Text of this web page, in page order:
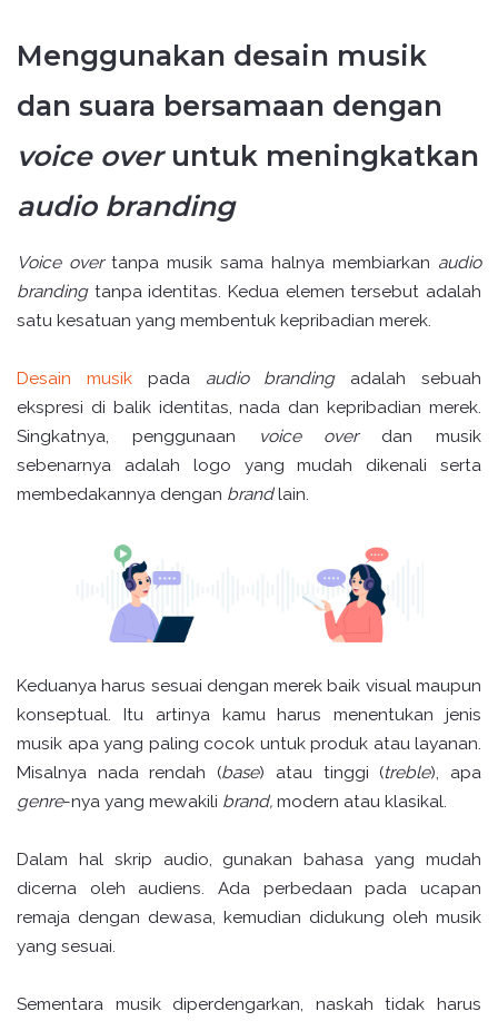
Menggunakan desain musik
dan suara bersamaan dengan
voice overuntuk meningkatkan
audio branding
Voice overtanpa musik sama halnya membiarkan audio
brandingtanpa identitas. Kedua elemen tersebut adalah
satu kesatuan yang membentuk kepribadian merek.
Desain musikpada audio brandingadalah sebuah
ekspresi di balik identitas, nada dan kepribadian merek.
Singkatnya, penggunaan
voice overdan musik
sebenarnya adalah logo yang mudah dikenali serta
membedakannya dengan brandlain.
Keduanya harus sesuai dengan merek baik visual maupun
konseptual. Itu artinya kamu harus menentukan jenis
musik apa yang paling cocok untuk produk atau layanan.
Misalnya nada rendah (base) atau tinggi (treble), apa
genre-nya yang mewakili brand, modern atau klasikal.
Dalam hal skrip audio, gunakan bahasa yang mudah
dicerna oleh audiens. Ada perbedaan pada ucapan
remaja dengan dewasa, kemudian didukung oleh musik
yang sesuai.
Sementara musik diperdengarkan, naskah tidak harus